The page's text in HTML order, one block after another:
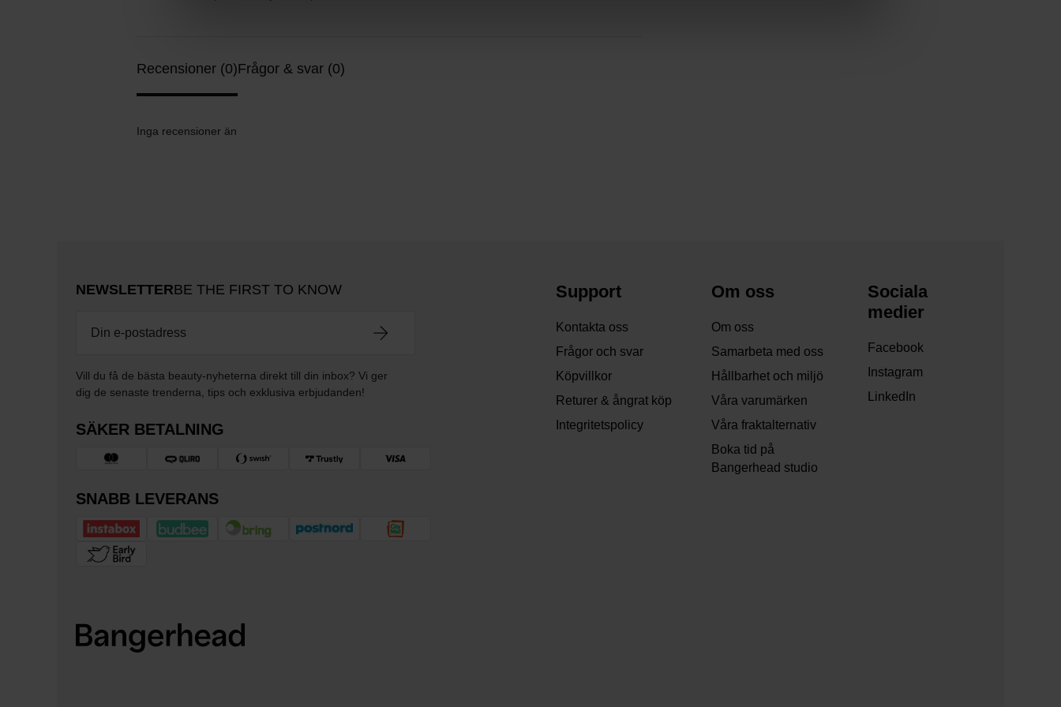
Recensioner (0)Frågor & svar (0)
Inga recensioner än
NEWSLETTERBE THE FIRST TO KNOW
Vill du få de bästa beauty-nyheterna direkt till din inbox? Vi ger
dig de senaste trenderna, tips och exklusiva erbjudanden!
SÄKER BETALNING
SNABB LEVERANS
Support
Kontakta oss
Frågor och svar
Köpvillkor
Returer & ångrat köp
Integritetspolicy
Om oss
Om oss
Samarbeta med oss
Hållbarhet och miljö
Våra varumärken
Våra fraktalternativ
Boka tid på
Bangerhead studio
Sociala
medier
Facebook
Instagram
LinkedIn